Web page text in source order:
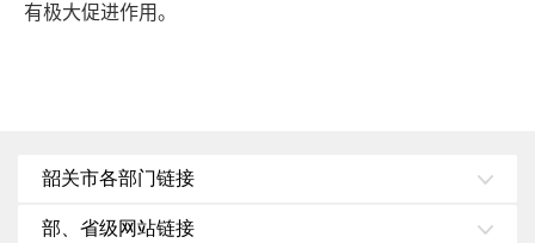
有极大促进作用。
韶关市各部门链接
部、省级网站链接